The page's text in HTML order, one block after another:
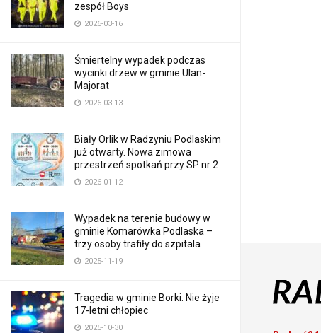
zespół Boys
2026-03-16
Śmiertelny wypadek podczas
wycinki drzew w gminie Ulan-
Majorat
2026-03-13
Biały Orlik w Radzyniu Podlaskim
już otwarty. Nowa zimowa
przestrzeń spotkań przy SP nr 2
2026-01-12
Wypadek na terenie budowy w
gminie Komarówka Podlaska –
trzy osoby trafiły do szpitala
2025-11-19
Tragedia w gminie Borki. Nie żyje
17-letni chłopiec
2025-10-30